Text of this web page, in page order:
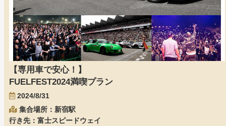
【専用車で安心！】
FUELFEST2024満喫プラン
2024/8/31
集合場所：新宿駅
行き先：富士スピードウェイ